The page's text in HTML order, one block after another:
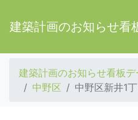
建築計画のお知らせ看
建築計画のお知らせ看板デ
中野区
中野区新井1